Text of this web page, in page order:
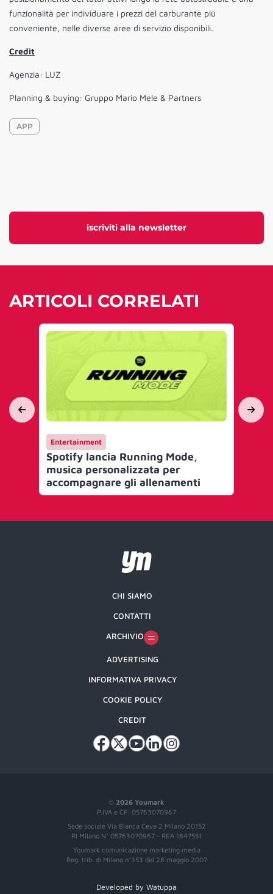
iscriviti alla newsletter
funzionalità per individuare i prezzi del carburante più
conveniente, nelle diverse aree di servizio disponibili.
Credit
Agenzia: LUZ
Planning & buying: Gruppo Mario Mele & Partners
APP
ARTICOLI CORRELATI
Entertainment
Spotify lancia Running Mode,
musica personalizzata per
accompagnare gli allenamenti
© 2026 Youmark
P.IVA e CF: 05763070967
Sede sociale Via Bianca Ceva 2 Milano 20152
RI Milano N° 05763070967 - REA 1847551
Youmark comunicazione marketing media
Reg. trib. di Milano n°353 del 28 maggio 2007
CHI SIAMO
CONTATTI
ARCHIVIO
ADVERTISING
INFORMATIVA PRIVACY
COOKIE POLICY
CREDIT
Developed by Watuppa